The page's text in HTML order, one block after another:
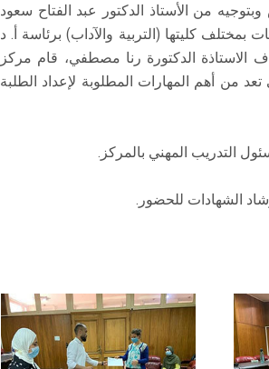
من الأستاذ الدكتور عبد الفتاح سعود
بمختلف كليتها (التربية والآداب) برئاسة أ. د
الدكتورة رنا مصطفي، قام مركز
من أهم المهارات المطلوبة لإعداد الطلبة
الشهادات للحضور.